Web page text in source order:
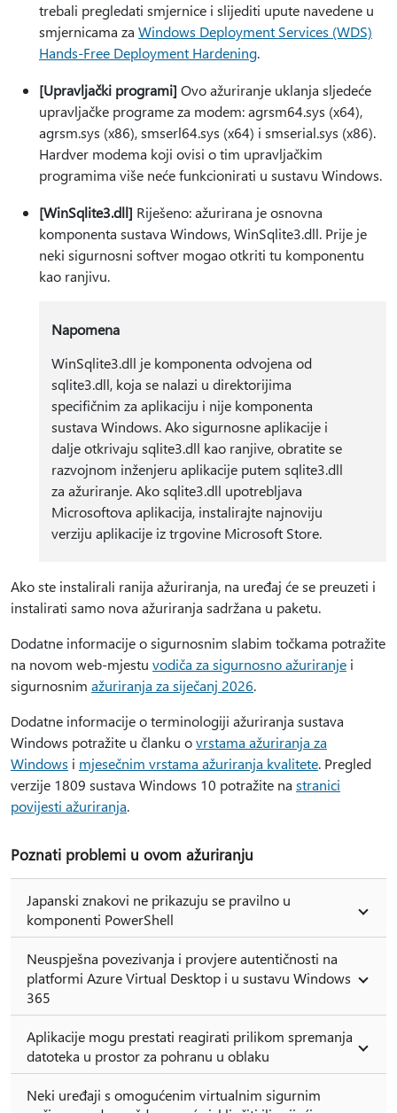
trebali pregledati smjernice i slijediti upute navedene u
smjernicama za Windows Deployment Services (WDS)
Hands-Free Deployment Hardening.
[Upravljački programi] Ovo ažuriranje uklanja sljedeće
upravljačke programe za modem: agrsm64.sys (x64),
agrsm.sys (x86), smserl64.sys (x64) i smserial.sys (x86).
Hardver modema koji ovisi o tim upravljačkim
programima više neće funkcionirati u sustavu Windows.
[WinSqlite3.dll] Riješeno: ažurirana je osnovna
komponenta sustava Windows, WinSqlite3.dll. Prije je
neki sigurnosni softver mogao otkriti tu komponentu
kao ranjivu.
Napomena
WinSqlite3.dll je komponenta odvojena od
sqlite3.dll, koja se nalazi u direktorijima
specifičnim za aplikaciju i nije komponenta
sustava Windows. Ako sigurnosne aplikacije i
dalje otkrivaju sqlite3.dll kao ranjive, obratite se
razvojnom inženjeru aplikacije putem sqlite3.dll
za ažuriranje. Ako sqlite3.dll upotrebljava
Microsoftova aplikacija, instalirajte najnoviju
verziju aplikacije iz trgovine Microsoft Store.
Ako ste instalirali ranija ažuriranja, na uređaj će se preuzeti i
instalirati samo nova ažuriranja sadržana u paketu.
Dodatne informacije o sigurnosnim slabim točkama potražite
na novom web-mjestu vodiča za sigurnosno ažuriranje i
sigurnosnim ažuriranja za siječanj 2026.
Dodatne informacije o terminologiji ažuriranja sustava
Windows potražite u članku ovrstama ažuriranja za
Windows i mjesečnim vrstama ažuriranja kvalitete. Pregled
verzije 1809 sustava Windows 10 potražite na stranici
povijesti ažuriranja.
Poznati problemi u ovom ažuriranju
Japanski znakovi ne prikazuju se pravilno u
komponenti PowerShell
Neuspješna povezivanja i provjere autentičnosti na
platformi Azure Virtual Desktop i u sustavu Windows
365
Aplikacije mogu prestati reagirati prilikom spremanja
datoteka u prostor za pohranu u oblaku
Neki uređaji s omogućenim virtualnim sigurnim